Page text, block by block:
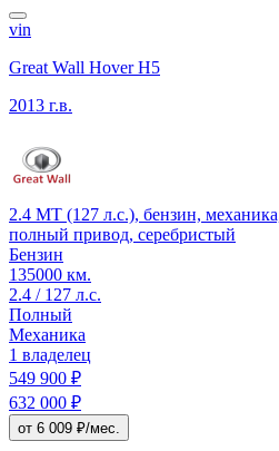
vin
Great Wall Hover H5
2013 г.в.
2.4 MT (127 л.с.), бензин,
полный привод, серебристый
Бензин
135000 км.
2.4 / 127 л.с.
Полный
Механика
1 владелец
549 900 ₽
632 000 ₽
от 6 009 ₽/мес.